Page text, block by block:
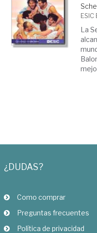
La
¿DUDAS?
Como comprar
Preguntas frecuentes
Política de privacidad